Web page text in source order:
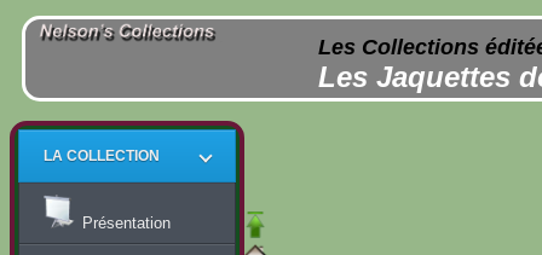
Les Collections
Les Jaquettes
LA COLLECTION
Présentation